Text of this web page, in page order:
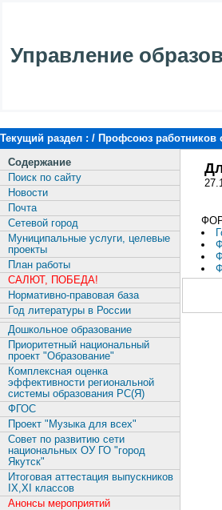
Управление
Текущий раздел : / Профсоюз работников
Содержание
Поиск по сайту
Новости
Почта
Сетевой город
Муниципальные услуги, целевые
проекты
План работы
САЛЮТ, ПОБЕДА!
Нормативно-правовая база
Год литературы в России
Дошкольное образование
Приоритетный национальный
проект "Образование"
Комплексная оценка
эффективности региональной
системы образования РС(Я)
ФГОС
Проект "Музыка для всех"
Совет по развитию сети
национальных ОУ ГО "город
Якутск"
Итоговая аттестация выпускников
IX,XI классов
Анонсы мероприятий